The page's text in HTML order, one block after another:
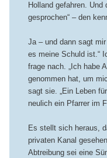
Holland gefahren. Und
gesprochen“ – den
Ja – und dann sagt
es meine Schuld ist.“
frage nach. „Ich habe
genommen hat, um
sagt sie. „Ein Leben
neulich ein Pfarrer im
Es stellt sich heraus,
privaten Kanal
Abtreibung sei eine